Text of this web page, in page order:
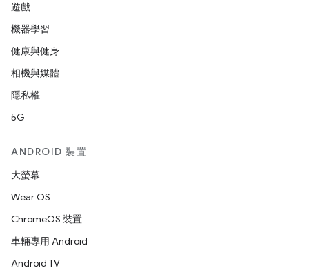
遊戲
機器學習
健康與健身
相機與媒體
隱私權
5G
ANDROID 裝置
大螢幕
Wear OS
ChromeOS 裝置
車輛專用 Android
Android TV